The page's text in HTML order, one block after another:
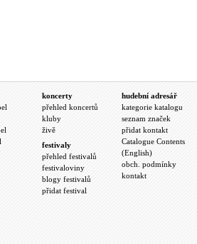
koncerty
přehled koncertů
kluby
živě
festivaly
přehled festivalů
festivaloviny
blogy festivalů
přidat festival
hudební adresář
kategorie katalogu
seznam značek
přidat kontakt
Catalogue Contents
(English)
obch. podmínky
kontakt